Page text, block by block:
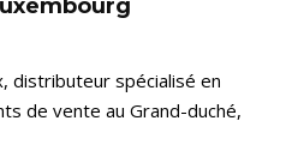
distributeur spécialisé en
de vente au Grand-duché,